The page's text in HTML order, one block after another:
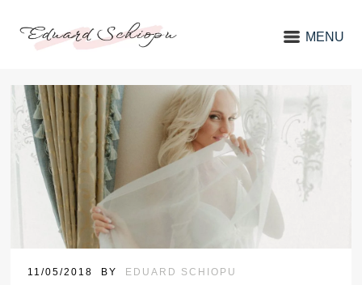
MENU
11/05/2018 BY EDUARD SCHIOPU